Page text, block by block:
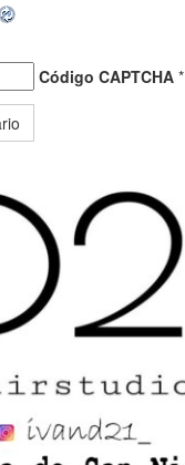
Código CAPTCHA *